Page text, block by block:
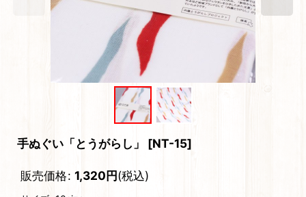
手ぬぐい「とうがらし」 [NT-15]
販売価格: 1,320円(税込)